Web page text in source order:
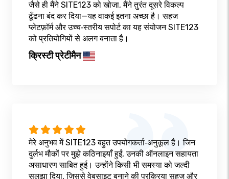
जैसे ही मैंने SITE123 को खोजा, मैंने तुरंत दूसरे विकल्प
ढूँढना बंद कर दिया—यह वाकई इतना अच्छा है। सहज
प्लेटफ़ॉर्म और उच्च‑स्तरीय सपोर्ट का यह संयोजन SITE123
को प्रतियोगियों से अलग बनाता है।
क्रिस्टी प्रेटीमैन
मेरे अनुभव में SITE123 बहुत उपयोगकर्ता‑अनुकूल है। जिन
दुर्लभ मौकों पर मुझे कठिनाइयाँ हुईं, उनकी ऑनलाइन सहायता
असाधारण साबित हुई। उन्होंने किसी भी समस्या को जल्दी
सुलझा दिया, जिससे वेबसाइट बनाने की प्रक्रिया सहज और